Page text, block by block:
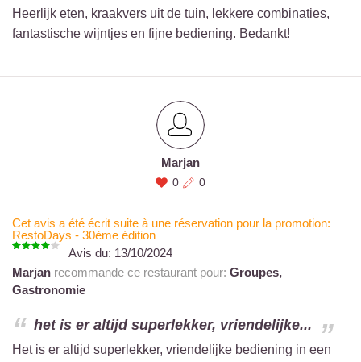
Heerlijk eten, kraakvers uit de tuin, lekkere combinaties,
fantastische wijntjes en fijne bediening. Bedankt!
Marjan
0 0
Cet avis a été écrit suite à une réservation pour la promotion:
RestoDays - 30ème édition
Avis du: 13/10/2024
Marjan recommande ce restaurant pour: Groupes,
Gastronomie
het is er altijd superlekker, vriendelijke...
Het is er altijd superlekker, vriendelijke bediening in een